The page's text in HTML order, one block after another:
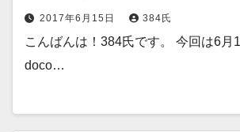
2017年6月15日 384氏
こんばんは！384氏です。 今回は6月
doco…